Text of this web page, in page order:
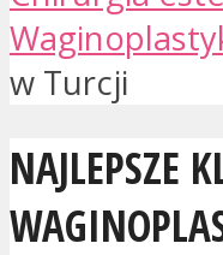
w Turcji
NAJLEPSZE